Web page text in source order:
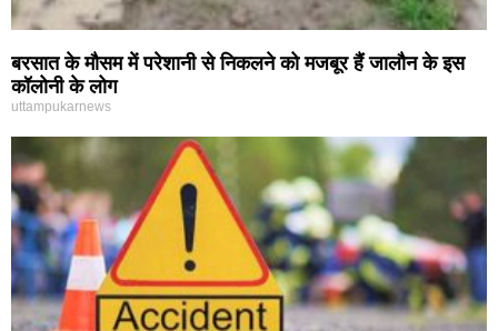
बरसात के मौसम में परेशानी से निकलने को मजबूर हैं जालौन के इस
कॉलोनी के लोग
uttampukarnews